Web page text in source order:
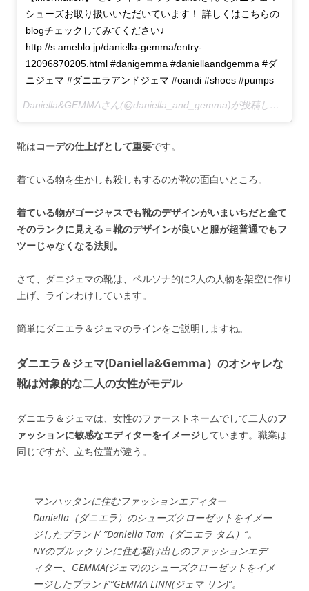
シューズお取り扱いいただいています！ 詳しくはこちらの
blogチェックしてみてください♩
http://s.ameblo.jp/daniella-gemma/entry-
12096870205.html #danigemma #daniellaandgemma #ダ
ニジェマ #ダニエラアンドジェマ #oandi #shoes #pumps
Daniella&GEMMAさん(@daniella_and_gemma)が投稿した写真 –
靴はコーデの仕上げとして重要です。
着ている物を生かしも殺しもするのが靴の面白いところ。
着ている物がゴージャスでも靴のデザインがいまいちだと全て
そのランクに見える＝靴のデザインが良いと服が超普通でもフ
ツーじゃなくなる法則。
さて、ダニジェマの靴は、ペルソナ的に2人の人物を架空に作り
上げ、ラインわけしています。
簡単にダニエラ＆ジェマのラインをご説明しますね。
ダニエラ＆ジェマ(Daniella&Gemma）のオシャレな
靴は対象的な二人の女性がモデル
ダニエラ＆ジェマは、女性のファーストネームでして二人のフ
ァッションに敏感なエディターをイメージしています。職業は
同じですが、立ち位置が違う。
マンハッタンに住むファッションエディター
Daniella（ダニエラ）のシューズクローゼットをイメー
ジしたブランド ”Daniella Tam（ダニエラ タム）”。
NYのブルックリンに住む駆け出しのファッションエデ
ィター、GEMMA(ジェマ)のシューズクローゼットをイメ
ージしたブランド”GEMMA LINN(ジェマ リン)”。